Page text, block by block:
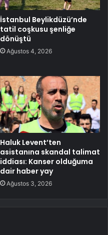
İstanbul Beylikdüzü’nde
tatil coşkusu şenliğe
dönüştü
Ağustos 4, 2026
Haluk Levent’ten
asistanına skandal talimat
iddiası: Kanser olduğuma
dair haber yay
Ağustos 3, 2026